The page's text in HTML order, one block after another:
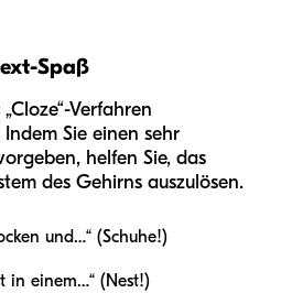
Spaß
Verfahren
Sie einen sehr
helfen Sie, das
des Gehirns auszulösen.
und…“ (Schuhe!)
in einem…“ (Nest!)